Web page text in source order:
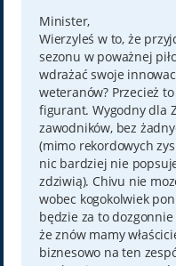
t
Minister,
Wierzyleś w to, że
sezonu w poważnej
wdrażać swoje
weteranów? Przecież
figurant. Wygodny dla
zawodników, bez
(mimo rekordowych
nic bardziej nie
zdziwią). Chivu nie
wobec kogokolwiek
będzie za to
że znów mamy
biznesowo na ten